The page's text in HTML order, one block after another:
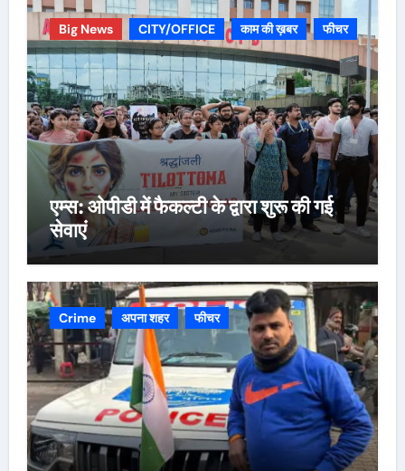
Big News CITY/OFFICE काम की ख़बर फीचर
एम्स: ओपीडी में फैकल्टी के द्वारा शुरू की गई
सेवाएं
Crime अपना शहर फीचर